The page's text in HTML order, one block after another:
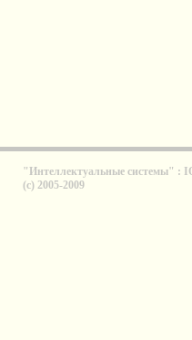
"Интеллектуальные системы" :
(с) 2005-2009